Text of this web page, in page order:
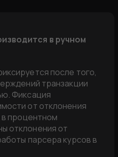
в ручном
после того,
транзакции
Фиксация
от отклонения
в процентном
отклонения от
парсера курсов в